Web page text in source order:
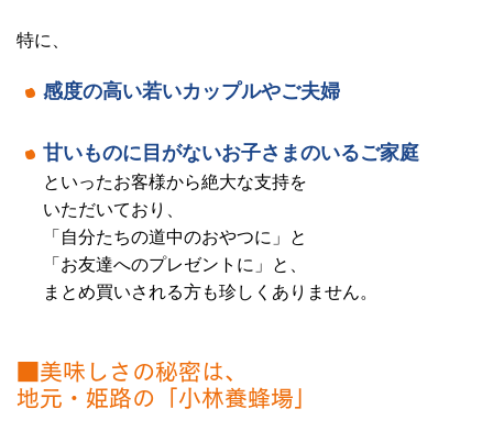
特に、
感度の高い若いカップルやご夫婦
甘いものに目がないお子さまのいるご家庭
といったお客様から絶大な支持を
いただいており、
「自分たちの道中のおやつに」と
「お友達へのプレゼントに」と、
まとめ買いされる方も珍しくありません。
■美味しさの秘密は、
地元・姫路の「小林養蜂場」